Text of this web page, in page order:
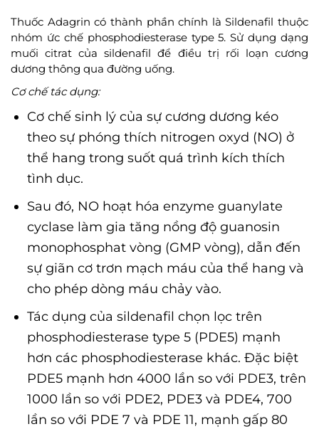
Thuốc Adagrin có thành phần chính là Sildenafil thuộc
nhóm ức chế phosphodiesterase type 5. Sử dụng dạng
muối citrat của sildenafil để điều trị rối loạn cương
dương thông qua đường uống.
Cơ chế tác dụng:
Cơ chế sinh lý của sự cương dương kéo
theo sự phóng thích nitrogen oxyd (NO) ở
thể hang trong suốt quá trình kích thích
tình dục.
Sau đó, NO hoạt hóa enzyme guanylate
cyclase làm gia tăng nồng độ guanosin
monophosphat vòng (GMP vòng), dẫn đến
sự giãn cơ trơn mạch máu của thể hang và
cho phép dòng máu chảy vào.
Tác dụng của sildenafil chọn lọc trên
phosphodiesterase type 5 (PDE5) mạnh
hơn các phosphodiesterase khác. Đặc biệt
PDE5 mạnh hơn 4000 lần so với PDE3, trên
1000 lần so với PDE2, PDE3 và PDE4, 700
lần so với PDE 7 và PDE 11, mạnh gấp 80